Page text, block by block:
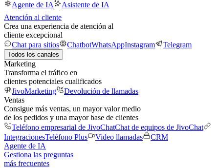
Agente de IA
Asistente de IA
Atención al cliente
Crea una experiencia de atención al
cliente excepcional
Chat para sitios
ChatbotWhatsAppInstagram Telegram
Todos los canales
Marketing
Transforma el tráfico en
clientes potenciales cualificados
JivoMarketing
Devolución de llamadas
Ventas
Consigue más ventas, un mayor valor medio
de los pedidos y una mayor base de clientes
Teléfono empresarial de JivoChatChat de equipos de JivoChat
IntegracionesTeléfono Plus Video llamadas
CRM
Agente de IA
Gestiona las preguntas
más frecuentes